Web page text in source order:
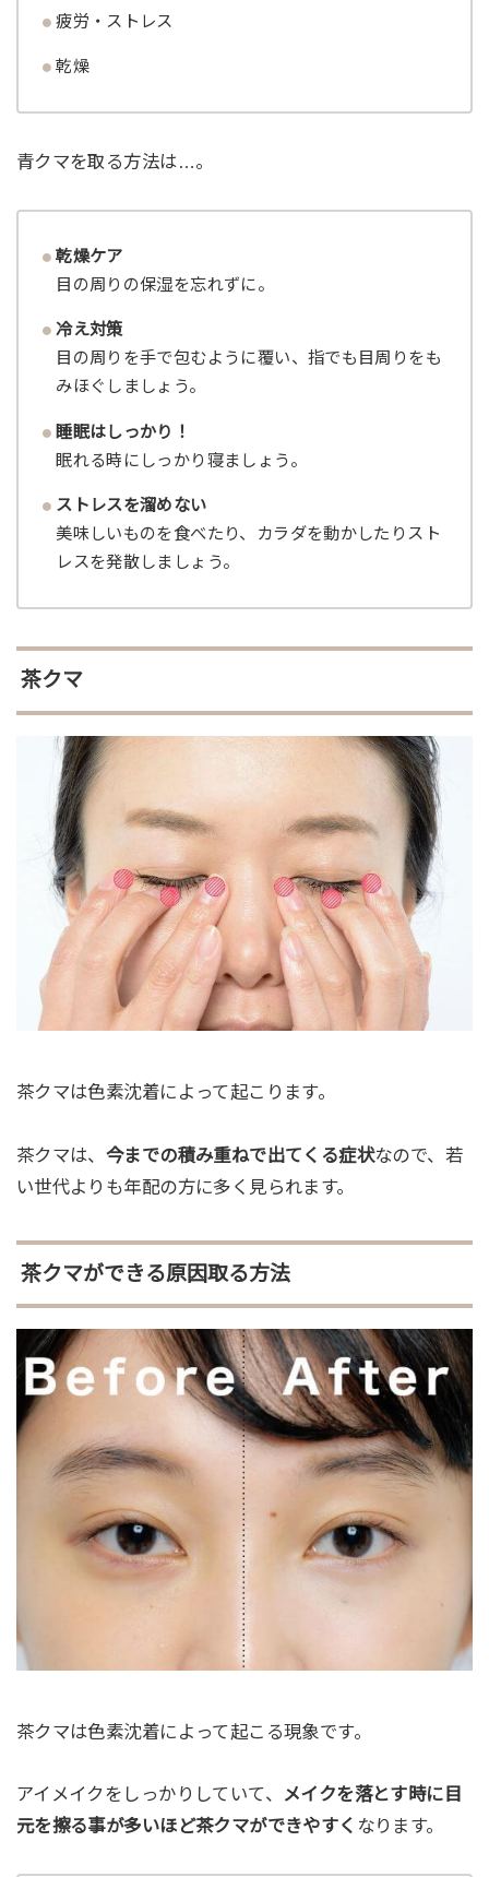
疲労・ストレス
乾燥
青クマを取る方法は…。
乾燥ケア
目の周りの保湿を忘れずに。
冷え対策
目の周りを手で包むように覆い、指でも目周りをも
みほぐしましょう。
睡眠はしっかり！
眠れる時にしっかり寝ましょう。
ストレスを溜めない
美味しいものを食べたり、カラダを動かしたりスト
レスを発散しましょう。
茶クマ
茶クマは色素沈着によって起こります。
茶クマは、 今までの積み重ねで出てくる症状なので、若
い世代よりも年配の方に多く見られます。
茶クマができる原因取る方法
茶クマは色素沈着によって起こる現象です。
アイメイクをしっかりしていて、
メイクを落とす時に目
元を擦る事が多いほど茶クマができやすく なります。